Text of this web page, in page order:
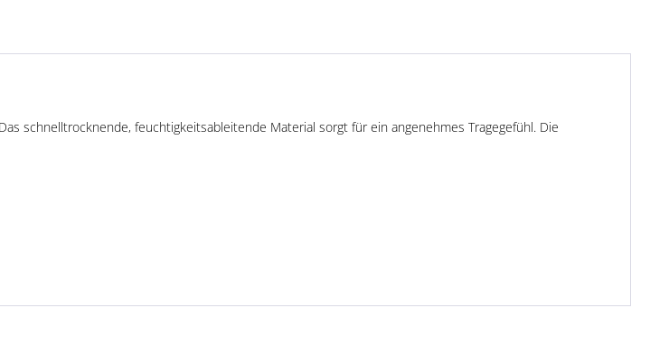
schnelltrocknende, feuchtigkeitsableitende Material sorgt für ein angenehmes Tragegefühl. Die